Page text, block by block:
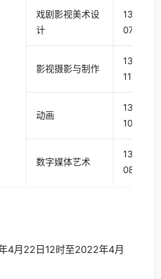
戏剧影视美术设
计
1303
07
影视摄影与制作
1303
11T
动画
1303
10
数字媒体艺术
1305
08
4月22日12时至2022年4月